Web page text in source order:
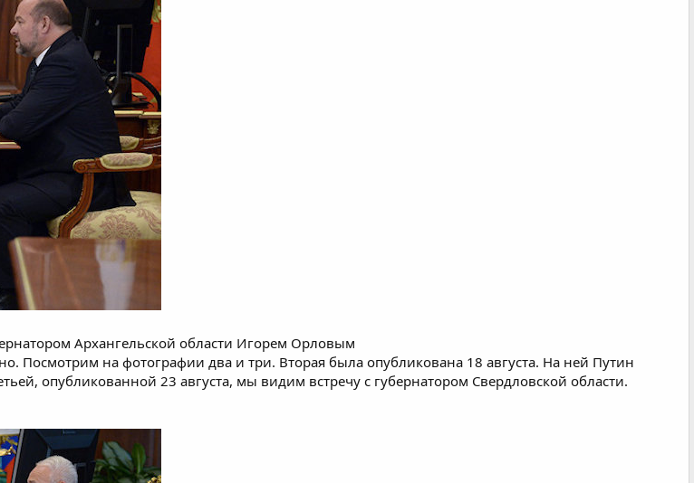
Архангельской области Игорем Орловым
Посмотрим на фотографии два и три. Вторая была опубликована 18 августа. На ней Путин
опубликованной 23 августа, мы видим встречу с губернатором Свердловской области.